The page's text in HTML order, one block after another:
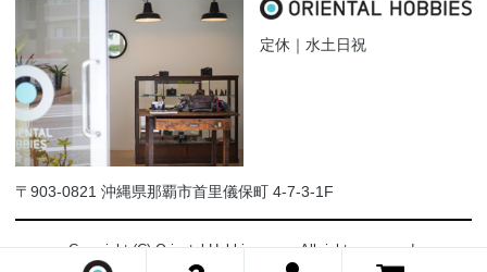
定休｜水土日祝
〒903-0821 沖縄県那覇市首里儀保町 4-7-3-1F
Copyright (C) Oriental-Hobbies.com. All rights reserved.